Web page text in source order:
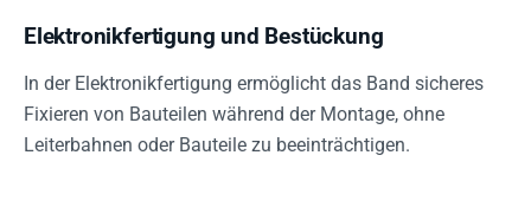
Elektronikfertigung und Bestückung
In der Elektronikfertigung ermöglicht das Band sicheres
Fixieren von Bauteilen während der Montage, ohne
Leiterbahnen oder Bauteile zu beeinträchtigen.